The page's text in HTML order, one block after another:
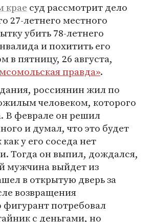
крае суд рассмотрит дело
27-летнего местного
убить 78-летнего
и похитить его
в пятницу, 26 августа,
правда».
россиянин жил по
человеком, которого
В феврале он решил
и думал, что это будет
у его соседа нет
Тогда он выпил, дождался,
мужчина выйдет из
в открытую дверь за
возвращения
потребовал
с деньгами, но